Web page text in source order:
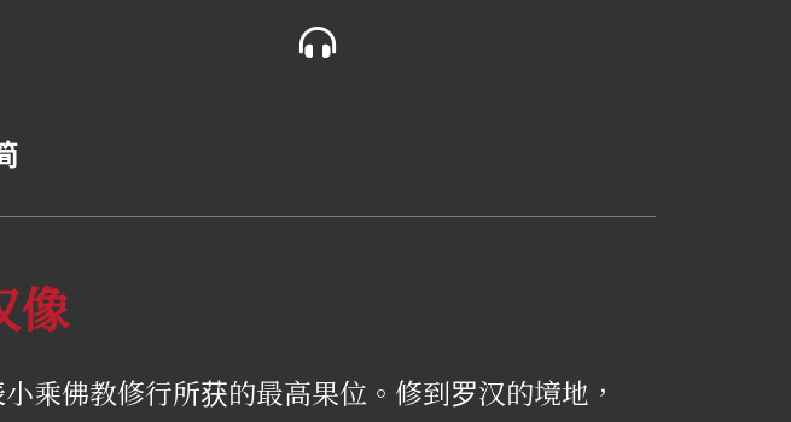
像
乘佛教修行所获的最高果位。修到罗汉的境地，